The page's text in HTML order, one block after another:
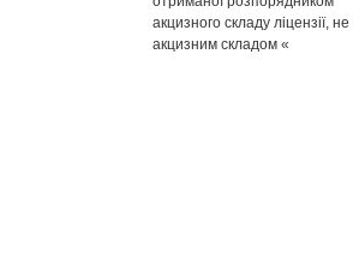
акцизного складу ліцензії, не
акцизним складом «